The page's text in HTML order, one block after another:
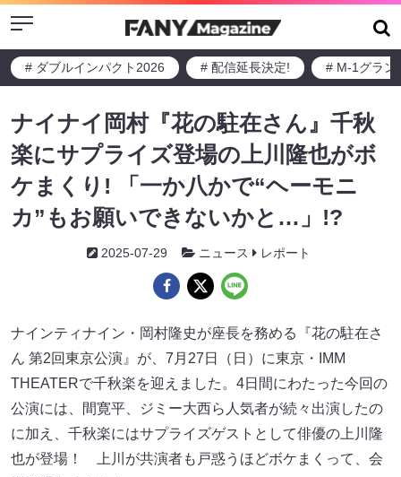
Menu
# ダブルインパクト2026 # 配信延長決定! # M-1グラン
ナイナイ岡村『花の駐在さん』千秋
楽にサプライズ登場の上川隆也がボ
ケまくり! 「一か八かで“ヘーモニ
カ”もお願いできないかと…」!?
2025-07-29 ニュース レポート
ナインティナイン・岡村隆史が座長を務める『花の駐在さ
ん 第2回東京公演』が、7月27日（日）に東京・IMM
THEATERで千秋楽を迎えました。4日間にわたった今回の
公演には、間寛平、ジミー大西ら人気者が続々出演したの
に加え、千秋楽にはサプライズゲストとして俳優の上川隆
也が登場！ 上川が共演者も戸惑うほどボケまくって、会